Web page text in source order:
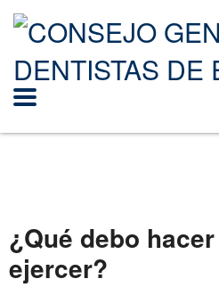
¿Qué debo
ejercer?